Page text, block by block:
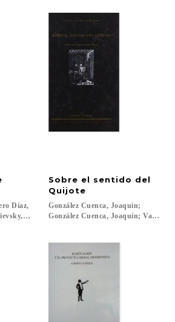
Díaz,
Merejkowsky, D.; Cansinos Assens, R....
Sobre el sentido del
Quijote
González Cuenca, Joaquín;
González Cuenca, Joaquín; Valera,